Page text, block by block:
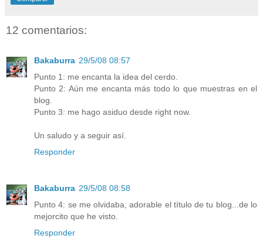
12 comentarios:
Bakaburra 29/5/08 08:57
Punto 1: me encanta la idea del cerdo.
Punto 2: Aún me encanta más todo lo que muestras en el
blog.
Punto 3: me hago asiduo desde right now.
Un saludo y a seguir así.
Responder
Bakaburra 29/5/08 08:58
Punto 4: se me olvidaba, adorable el título de tu blog...de lo
mejorcito que he visto.
Responder